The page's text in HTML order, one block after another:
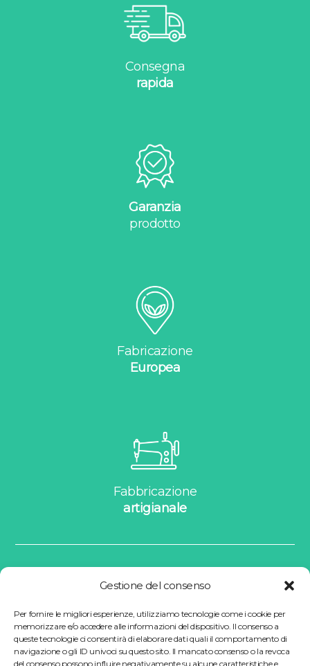
Gestione del consenso
Per fornire le migliori esperienze, utilizziamo tecnologie come i cookie per
memorizzare e/o accedere alle informazioni del dispositivo. Il consenso a
queste tecnologie ci consentirà di elaborare dati quali il comportamento di
navigazione o gli ID univoci su questo sito. Il mancato consenso o la revoca
del consenso possono influire negativamente su alcune caratteristiche e
Consegna
rapida
Garanzia
prodotto
Fabricazione
Europea
Fabbricazione
artigianale
La manifattura realizza e distribuisce prodotti
su misura da oltre 10 anni.